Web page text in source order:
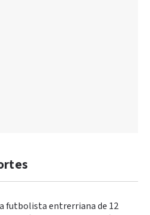
futbolista entrerriana de 12